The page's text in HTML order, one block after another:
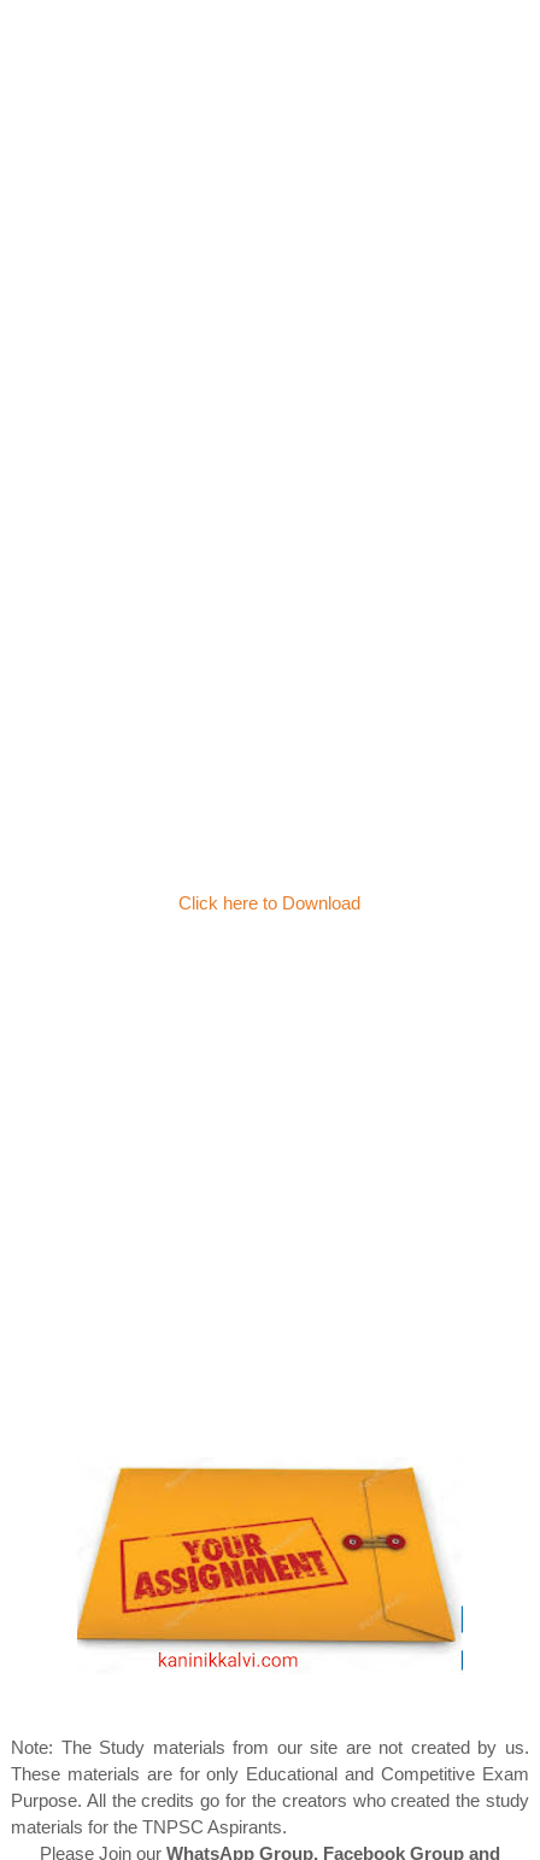
Click here to Download
Note: The Study materials from our site are not created by us.
These materials are for only Educational and Competitive Exam
Purpose. All the credits go for the creators who created the study
materials for the TNPSC Aspirants.
Please Join our WhatsApp Group, Facebook Group and